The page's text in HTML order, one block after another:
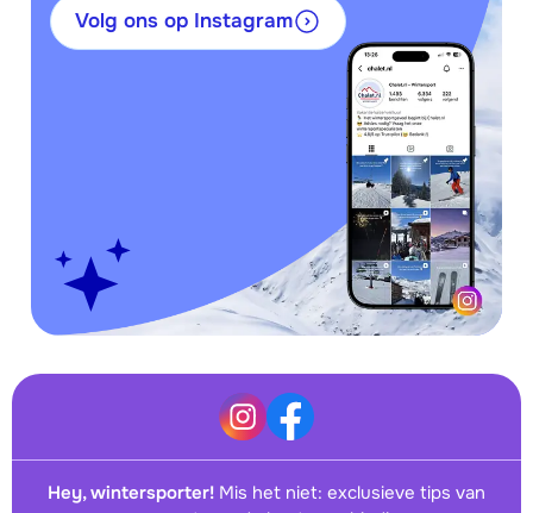
Volg ons op Instagram
Hey, wintersporter! Mis het niet: exclusieve tips van